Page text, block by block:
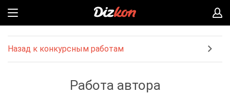
Назад к конкурсным работам
Работа автора